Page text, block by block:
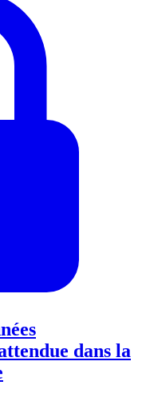
dans la